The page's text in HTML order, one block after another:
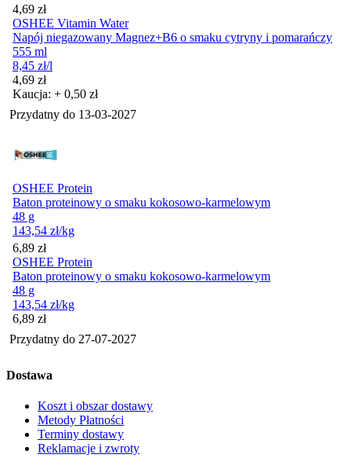
Cena
4,69 zł
OSHEE Vitamin Water
Napój niegazowany Magnez+B6 o smaku cytryny i pomarańczy
555 ml
8,45 zł/l
Cena
4,69 zł
Kaucja: + 0,50 zł
Przydatny do 13-03-2027
OSHEE Protein
Baton proteinowy o smaku kokosowo-karmelowym
48 g
143,54 zł/kg
Cena
6,89 zł
OSHEE Protein
Baton proteinowy o smaku kokosowo-karmelowym
48 g
143,54 zł/kg
Cena
6,89 zł
Przydatny do 27-07-2027
Dostawa
Koszt i obszar dostawy
Metody Płatności
Terminy dostawy
Reklamacje i zwroty